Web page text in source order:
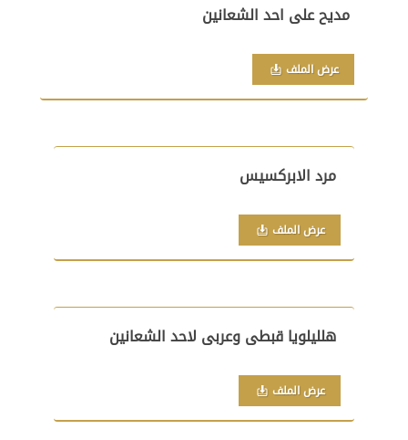
مديح على احد الشعانين
عرض الملف
مرد الابركسيس
عرض الملف
هلليلويا قبطى وعربى لاحد الشعانين
عرض الملف